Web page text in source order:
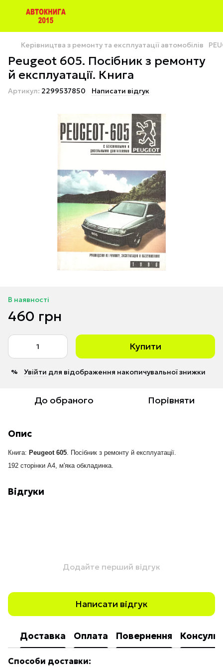
Керівництва з ремонту та експлуатації автомобілів
Peugeot 605. Посібник з ремонту
й експлуатації. Книга
Артикул: 2299537850 Написати відгук
В наявності
460 грн
Купити
% Увійти для відображення накопичувальної знижки
До обраного Порівняти
Опис
Книга: Peugeot 605 Посібник з ремонту й експлуатації.
192 сторінки А4, м'яка обкладинка.
Відгуки
Додайте перший відгук
Написати відгук
Доставка Оплата Повернення
Способи доставки: